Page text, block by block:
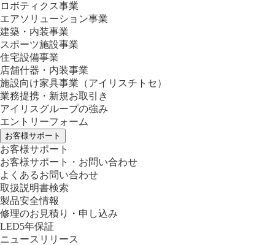
ロボティクス事業
エアソリューション事業
建築・内装事業
スポーツ施設事業
住宅設備事業
店舗什器・内装事業
施設向け家具事業 （アイリスチトセ）
業務提携・新規お取引き
アイリスグループの強み
エントリーフォーム
お客様サポート
お客様サポート
お客様サポート・お問い合わせ
よくあるお問い合わせ
取扱説明書検索
製品安全情報
修理のお見積り・申し込み
LED5年保証
ニュースリリース